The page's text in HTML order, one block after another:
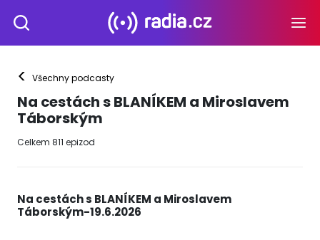
< Všechny podcasty
Na cestách s BLANÍKEM a Miroslavem
Táborským
Celkem 811 epizod
Na cestách s BLANÍKEM a Miroslavem
Táborským-19.6.2026